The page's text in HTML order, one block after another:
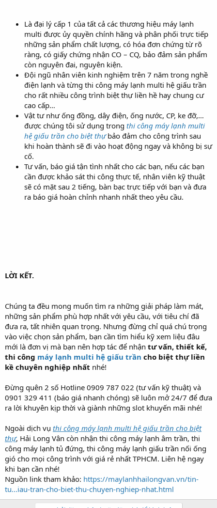
Là đại lý cấp 1 của tất cả các thương hiệu máy lạnh
multi được ủy quyền chính hãng và phân phối trực tiếp
những sản phẩm chất lượng, có hóa đơn chứng từ rõ
ràng, có giấy chứng nhận CO – CQ, bảo đảm sản phẩm
còn nguyên đai, nguyên kiện.
Đội ngũ nhân viên kinh nghiệm trên 7 năm trong nghề
điện lạnh và từng thi công máy lạnh multi hệ giấu trần
cho rất nhiều công trình biệt thự liền hề hay chung cư
cao cấp…
Vật tư như ống đồng, dây điện, ống nước, CP, ke đỡ,…
được chúng tôi sử dụng trong thi công máy lạnh multi
hệ giấu trần cho biệt thựbảo đảm cho công trình sau
khi hoàn thành sẽ đi vào hoạt động ngay và không bị sự
cố.
Tư vấn, báo giá tận tình nhất cho các bạn, nếu các bạn
cần được khảo sát thi công thực tế, nhân viên kỹ thuật
sẽ có mặt sau 2 tiếng, bàn bạc trực tiếp với bạn và đưa
ra báo giá hoàn chỉnh nhanh nhất theo yêu cầu.
LỜI KẾT.
Chúng ta đều mong muốn tìm ra những giải pháp làm mát,
những sản phẩm phù hợp nhất với yêu cầu, với tiêu chí đã
đưa ra, tất nhiên quan trọng. Nhưng đừng chỉ quá chú trọng
vào việc chọn sản phẩm, bạn cần tìm hiểu kỹ xem liệu đâu
mới là đơn vị mà bạn nên hợp tác để nhận tư vấn, thiết kế,
thi công máy lạnh multi hệ giấu trần cho biệt thự liền
kề chuyên nghiệp nhất nhé!
Đừng quên 2 số Hotline 0909 787 022 (tư vấn kỹ thuật) và
0901 329 411 (báo giá nhanh chóng) sẽ luôn mở 24/7 để đưa
ra lời khuyên kịp thời và giành những slot khuyến mãi nhé!
Ngoài dịch vụ thi công máy lạnh multi hệ giấu trần cho biệt
thự, Hải Long Vân còn nhận thi công máy lạnh âm trần, thi
công máy lạnh tủ đứng, thi công máy lạnh giấu trần nối ống
gió cho mọi công trình với giá rẻ nhất TPHCM. Liên hệ ngay
khi bạn cần nhé!
Nguồn link tham khảo: https://maylanhhailongvan.vn/tin-
tu...iau-tran-cho-biet-thu-chuyen-nghiep-nhat.html